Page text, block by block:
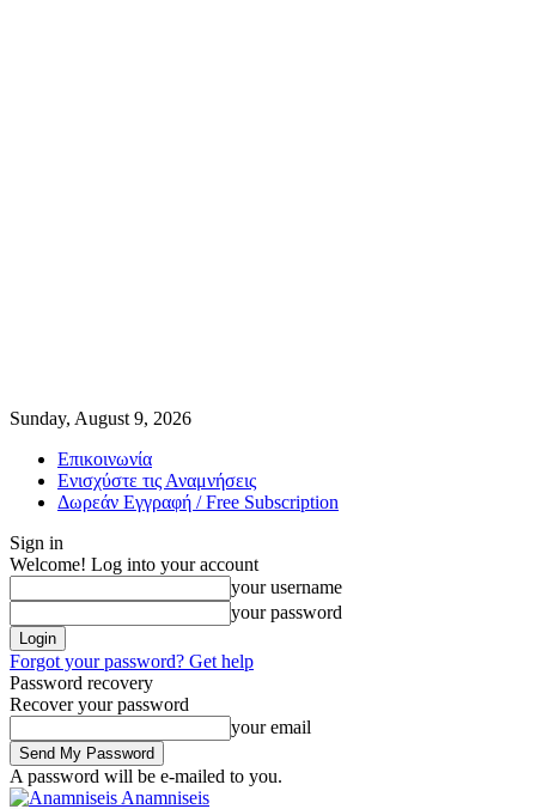
Sunday, August 9, 2026
Επικοινωνία
Ενισχύστε τις Αναμνήσεις
Δωρεάν Εγγραφή / Free Subscription
Sign in
Welcome! Log into your account
your username
your password
Forgot your password? Get help
Password recovery
Recover your password
your email
A password will be e-mailed to you.
Anamniseis